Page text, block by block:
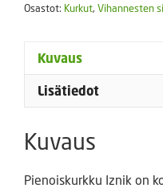
Osastot: Kurkut, Vihannesten
Kuvaus
Lisätiedot
Kuvaus
Pienoiskurkku Iznik on